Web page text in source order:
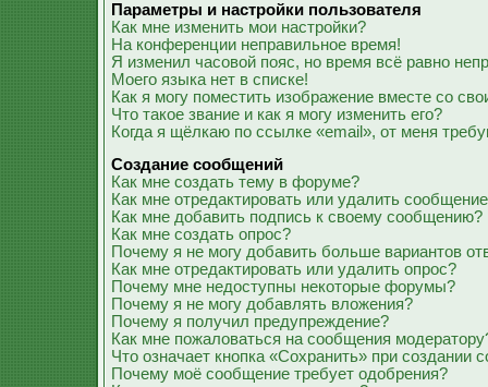
Параметры и настройки пользователя
Как мне изменить мои настройки?
На конференции неправильное время!
Я изменил часовой пояс, но время всё равно
Моего языка нет в списке!
Как я могу поместить изображение вместе со
Что такое звание и как я могу изменить его?
Когда я щёлкаю по ссылке «email», от меня
Создание сообщений
Как мне создать тему в форуме?
Как мне отредактировать или удалить
Как мне добавить подпись к своему сообщению?
Как мне создать опрос?
Почему я не могу добавить больше вариантов
Как мне отредактировать или удалить опрос?
Почему мне недоступны некоторые форумы?
Почему я не могу добавлять вложения?
Почему я получил предупреждение?
Как мне пожаловаться на сообщения
Что означает кнопка «Сохранить» при создании
Почему моё сообщение требует одобрения?